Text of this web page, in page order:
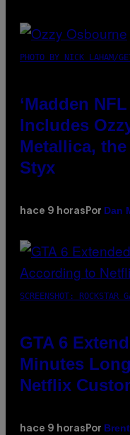
PHOTO BY NICK LAHAM/
‘Madden
Includes
Metallica,
Styx
hace 9 horas Por Dan
SCREENSHOT: ROCKSTAR
GTA 6
Minutes
Netflix
hace 9 horas Por